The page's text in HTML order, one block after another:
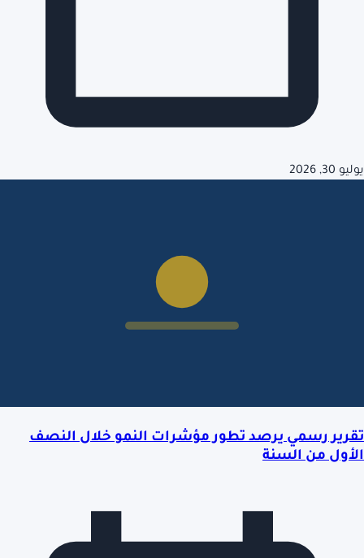
يوليو 30, 2026
تقرير رسمي يرصد تطور مؤشرات النمو خلال النصف
الأول من السنة